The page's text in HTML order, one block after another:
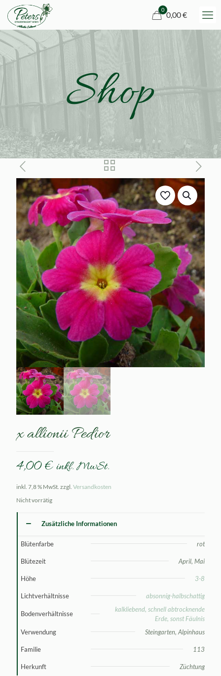
0
0,00 €
Shop
x allionii Pedior
4,00€ inkl. MwSt.
inkl. 7,8 % MwSt. zzgl. Versandkosten
Nicht vorrätig
Zusätzliche Informationen
Blütenfarbe rot
Blütezeit April, Mai
Höhe 3-8
Lichtverhältnisse absonnig-halbschattig
Bodenverhältnisse
kalkliebend, schnell abtrocknende
Erde, sonst Fäulnis
Verwendung
Steingarten, Alpinhaus
Familie 113
Herkunft Züchtung